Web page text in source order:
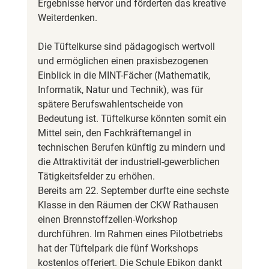
Ergebnisse hervor und förderten das kreative
Weiterdenken.
Die Tüftelkurse sind pädagogisch wertvoll
und ermöglichen einen praxisbezogenen
Einblick in die MINT-Fächer (Mathematik,
Informatik, Natur und Technik), was für
spätere Berufswahlentscheide von
Bedeutung ist. Tüftelkurse könnten somit ein
Mittel sein, den Fachkräftemangel in
technischen Berufen künftig zu mindern und
die Attraktivität der industriell-gewerblichen
Tätigkeitsfelder zu erhöhen.
Bereits am 22. September durfte eine sechste
Klasse in den Räumen der CKW Rathausen
einen Brennstoffzellen-Workshop
durchführen. Im Rahmen eines Pilotbetriebs
hat der Tüftelpark die fünf Workshops
kostenlos offeriert. Die Schule Ebikon dankt